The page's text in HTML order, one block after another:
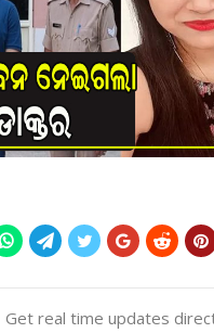
Get real time updates